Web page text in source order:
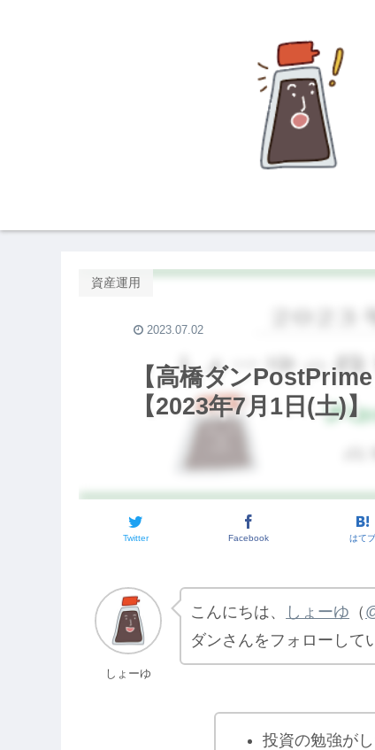
【高橋ダン
【2023年7月1日(土)】
資産運用
Twitter Facebook はてブ
2023.07.02
しょーゆ
こんにちは、 しょーゆ （
ダンさんをフォローして
投資の勉強が